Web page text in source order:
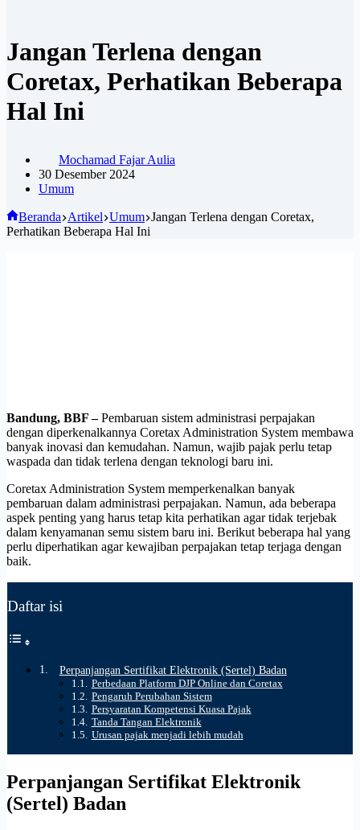
Jangan Terlena dengan
Coretax, Perhatikan Beberapa
Hal Ini
Mochamad Fajar Aulia
30 Desember 2024
Umum
Beranda Artikel Umum Jangan Terlena dengan Coretax,
Perhatikan Beberapa Hal Ini
Bandung, BBF –Pembaruan sistem administrasi perpajakan
dengan diperkenalkannya Coretax Administration System membawa
banyak inovasi dan kemudahan. Namun, wajib pajak perlu tetap
waspada dan tidak terlena dengan teknologi baru ini.
Coretax Administration System memperkenalkan banyak
pembaruan dalam administrasi perpajakan. Namun, ada beberapa
aspek penting yang harus tetap kita perhatikan agar tidak terjebak
dalam kenyamanan semu sistem baru ini. Berikut beberapa hal yang
perlu diperhatikan agar kewajiban perpajakan tetap terjaga dengan
baik.
Daftar isi
Perpanjangan Sertifikat Elektronik (Sertel) Badan
Perbedaan Platform DJP Online dan Coretax
Pengaruh Perubahan Sistem
Persyaratan Kompetensi Kuasa Pajak
Tanda Tangan Elektronik
Urusan pajak menjadi lebih mudah
Perpanjangan Sertifikat Elektronik
(Sertel) Badan